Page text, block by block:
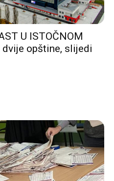
U ISTOČNOM
dvije opštine, slijedi